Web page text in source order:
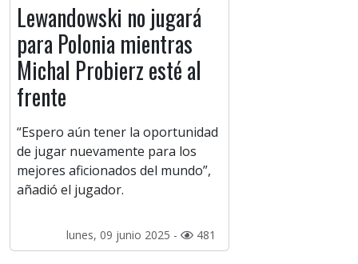
Lewandowski no jugará
para Polonia mientras
Michal Probierz esté al
frente
“Espero aún tener la oportunidad
de jugar nuevamente para los
mejores aficionados del mundo”,
añadió el jugador.
lunes, 09 junio 2025 - 481